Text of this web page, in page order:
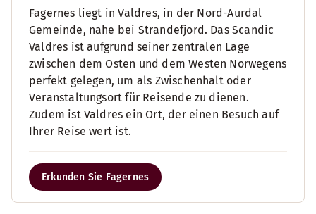
Fagernes liegt in Valdres, in der Nord-Aurdal
Gemeinde, nahe bei Strandefjord. Das Scandic
Valdres ist aufgrund seiner zentralen Lage
zwischen dem Osten und dem Westen Norwegens
perfekt gelegen, um als Zwischenhalt oder
Veranstaltungsort für Reisende zu dienen.
Zudem ist Valdres ein Ort, der einen Besuch auf
Ihrer Reise wert ist.
Erkunden Sie Fagernes